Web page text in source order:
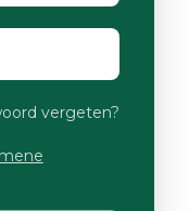
vergeten?